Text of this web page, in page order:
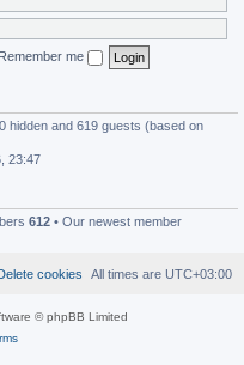
Remember me
hidden and 619 guests (based on
23:47
612 • Our newest member
All times are UTC+03:00
Delete cookies
© phpBB Limited